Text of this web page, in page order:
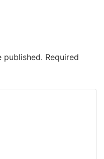
published. Required